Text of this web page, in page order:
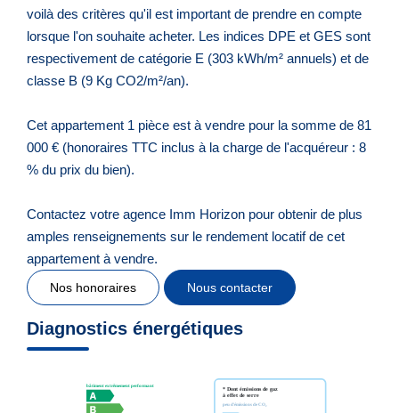
voilà des critères qu'il est important de prendre en compte
lorsque l'on souhaite acheter. Les indices DPE et GES sont
respectivement de catégorie E (303 kWh/m² annuels) et de
classe B (9 Kg CO2/m²/an).
Cet appartement 1 pièce est à vendre pour la somme de 81
000 € (honoraires TTC inclus à la charge de l'acquéreur : 8
% du prix du bien).
Contactez votre agence Imm Horizon pour obtenir de plus
amples renseignements sur le rendement locatif de cet
appartement à vendre.
Nos honoraires Nous contacter
Diagnostics énergétiques